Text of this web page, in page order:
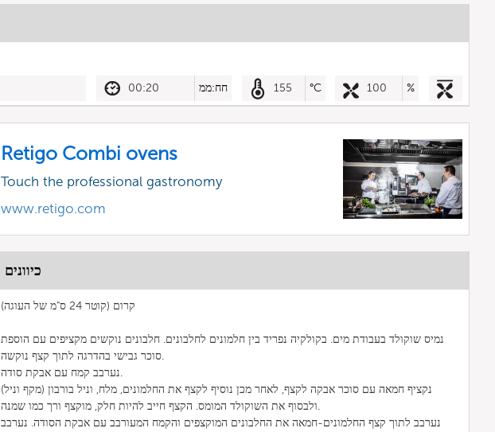
00:20 חח:ממ 155 °C 100 %
Retigo Combi ovens
Touch the professional gastronomy
www.retigo.com
כיוונים
קרום (קוטר 24 ס"מ של העוגה)
נמיס שוקולד בעבודת מים. בקולקיה נפריד בין חלמונים לחלבונים. חלבונים נוקשים מקציפים עם הוספת
סוכר גבישי בהדרגה לתוך קצף נוקשה.
נערבב קמח עם אבקת סודה.
נקציף חמאה עם סוכר אבקה לקצף, לאחר מכן נוסיף לקצף את החלמונים, מלח, וניל בורבון (מקף וניל)
ולבסוף את השוקולד המומס. הקצף חייב להיות חלק, מוקצף ורך כמו שמנה.
נערבב לתוך קצף החלמונים-חמאה את החלבונים המוקצפים והקמח המעורבב עם אבקת הסודה. נערבב